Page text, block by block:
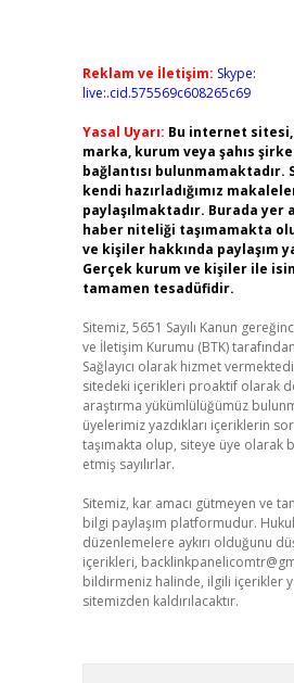
Reklam ve İletişim: Skype:
live:.cid.575569c608265c69
Yasal Uyarı: Bu internet
marka, kurum veya şahıs
bağlantısı bulunmamaktadır.
kendi hazırladığımız
paylaşılmaktadır. Burada
haber niteliği taşımamakta
ve kişiler hakkında paylaşım
Gerçek kurum ve kişiler ile
tamamen tesadüfidir.
Sitemiz, 5651 Sayılı Kanun
ve İletişim Kurumu (BTK)
Sağlayıcı olarak hizmet
sitedeki içerikleri proaktif olarak
araştırma yükümlülüğümüz
üyelerimiz yazdıkları içeriklerin
taşımakta olup, siteye üye olarak
etmiş sayılırlar.
Sitemiz, kar amacı gütmeyen ve
bilgi paylaşım platformudur.
düzenlemelere aykırı olduğunu
içerikleri,
bildirmeniz halinde, ilgili içerikler
sitemizden kaldırılacaktır.